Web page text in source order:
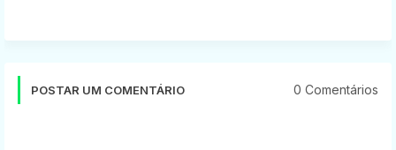
POSTAR UM COMENTÁRIO 0 Comentários